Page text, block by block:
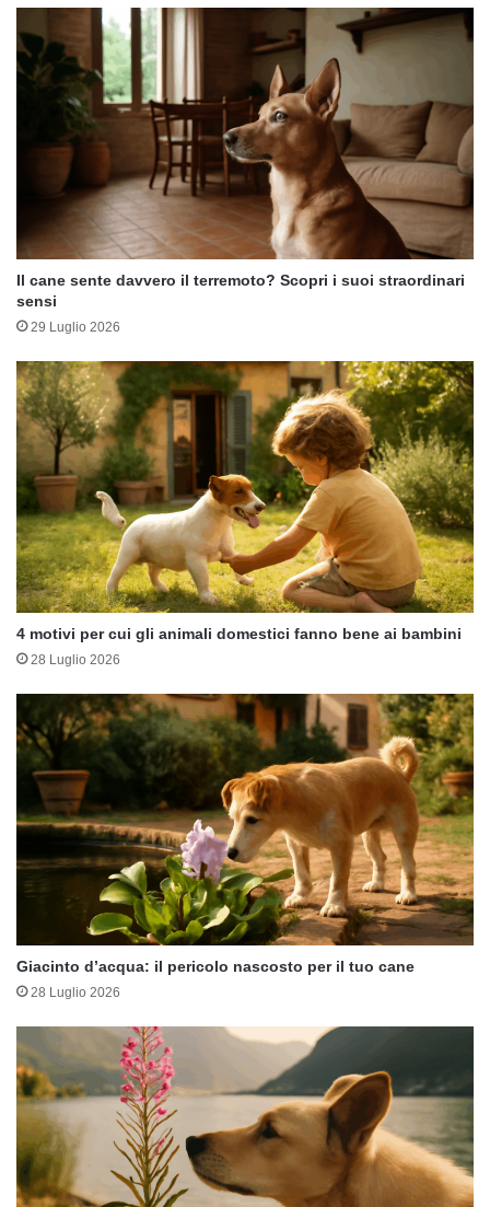
Il cane sente davvero il terremoto? Scopri i suoi straordinari
sensi
29 Luglio 2026
4 motivi per cui gli animali domestici fanno bene ai bambini
28 Luglio 2026
Giacinto d’acqua: il pericolo nascosto per il tuo cane
28 Luglio 2026